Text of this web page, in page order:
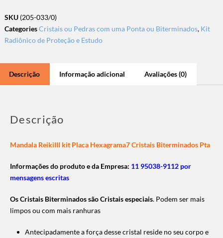
SKU (205-033/0)
CategoriesCristais ou Pedras com uma Ponta ou Biterminados, Kit
Radiônico de Proteção e Estudo
Descrição Informação adicional Avaliações (0)
Descrição
Mandala ReikiIII kit Placa Hexagrama7 Cristais Biterminados Pta
Informações do produto e da Empresa: 11 95038-9112 por
mensagens escritas
Os Cristais Biterminados são Cristais especiais. Podem ser mais
limpos ou com mais ranhuras
Antecipadamente a força desse cristal reside no seu corpo e